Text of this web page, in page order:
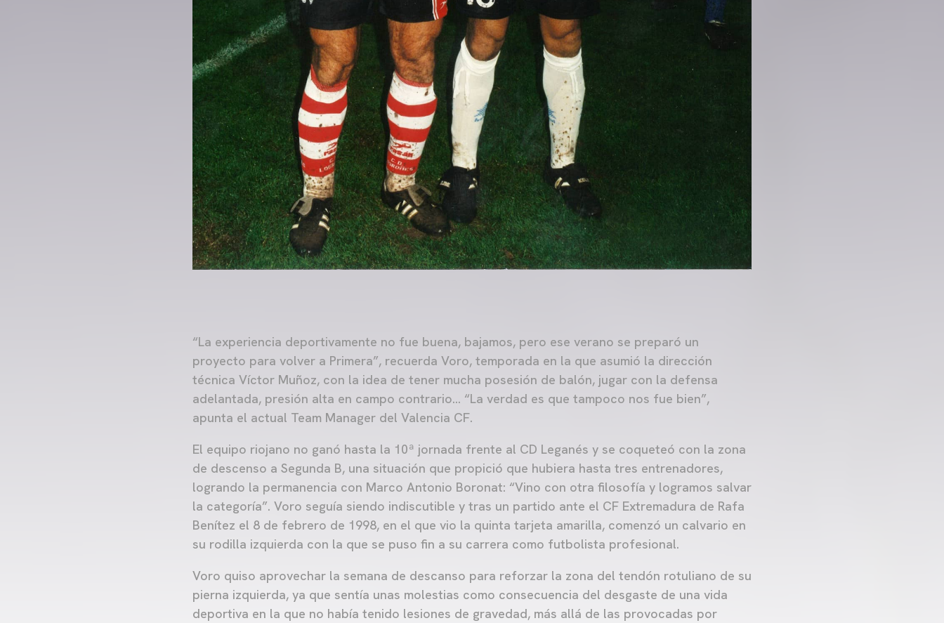
“La experiencia deportivamente no fue buena, bajamos, pero ese verano se preparó un
proyecto para volver a Primera”, recuerda Voro, temporada en la que asumió la dirección
técnica Víctor Muñoz, con la idea de tener mucha posesión de balón, jugar con la defensa
adelantada, presión alta en campo contrario… “La verdad es que tampoco nos fue bien”,
apunta el actual Team Manager del Valencia CF.
El equipo riojano no ganó hasta la 10ª jornada frente al CD Leganés y se coqueteó con la zona
de descenso a Segunda B, una situación que propició que hubiera hasta tres entrenadores,
logrando la permanencia con Marco Antonio Boronat: “Vino con otra filosofía y logramos salvar
la categoría”. Voro seguía siendo indiscutible y tras un partido ante el CF Extremadura de Rafa
Benítez el 8 de febrero de 1998, en el que vio la quinta tarjeta amarilla, comenzó un calvario en
su rodilla izquierda con la que se puso fin a su carrera como futbolista profesional.
Voro quiso aprovechar la semana de descanso para reforzar la zona del tendón rotuliano de su
pierna izquierda, ya que sentía unas molestias como consecuencia del desgaste de una vida
deportiva en la que no había tenido lesiones de gravedad, más allá de las provocadas por